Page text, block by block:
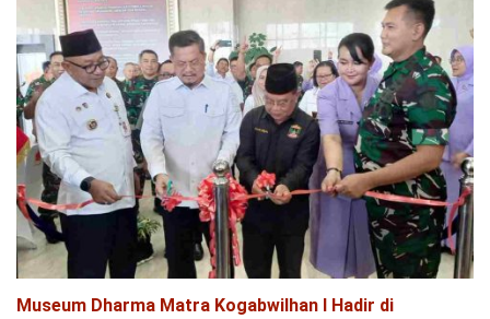
Museum Dharma Matra Kogabwilhan I Hadir di